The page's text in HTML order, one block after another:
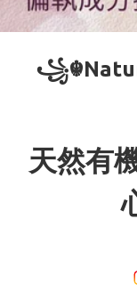
天然有